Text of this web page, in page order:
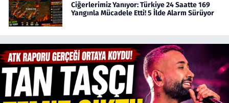
Ciğerlerimiz Yanıyor: Türkiye 24 Saatte 169
Yangınla Mücadele Etti! 5 İlde Alarm Sürüyor